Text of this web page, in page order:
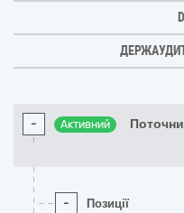
- Активний
- Позиції